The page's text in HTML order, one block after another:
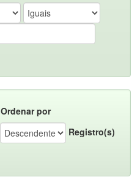
Ordenar por
Registro(s)